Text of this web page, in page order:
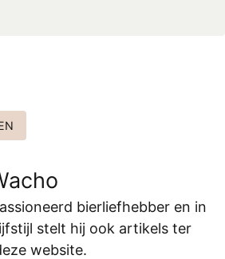
bierliefhebber en in
stelt hij ook artikels ter
website.